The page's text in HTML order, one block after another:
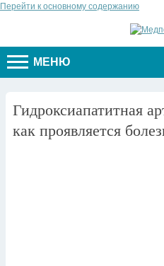
Перейти к основному содержанию
МЕНЮ
Гидроксиапатитная
как проявляется